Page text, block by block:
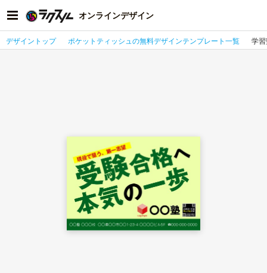
オンラインデザイン
デザイントップ ポケットティッシュの無料デザインテンプレート一覧 学習